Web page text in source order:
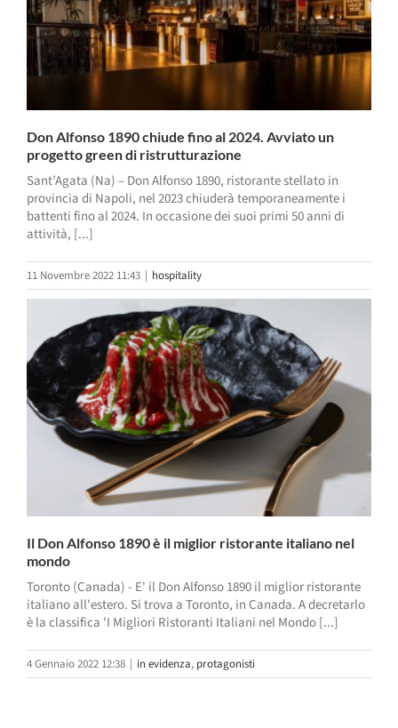
Don Alfonso 1890 chiude fino al 2024. Avviato un
progetto green di ristrutturazione
Sant’Agata (Na) – Don Alfonso 1890, ristorante stellato in
provincia di Napoli, nel 2023 chiuderà temporaneamente i
battenti fino al 2024. In occasione dei suoi primi 50 anni di
attività, [...]
11 Novembre 2022 11:43 | hospitality
Il Don Alfonso 1890 è il miglior ristorante italiano nel
mondo
Toronto (Canada) - E' il Don Alfonso 1890 il miglior ristorante
italiano all'estero. Si trova a Toronto, in Canada. A decretarlo
è la classifica 'I Migliori Ristoranti Italiani nel Mondo [...]
4 Gennaio 2022 12:38 | in evidenza, protagonisti